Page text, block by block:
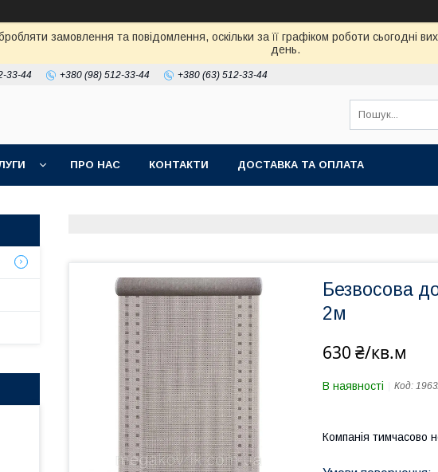
замовлення та повідомлення, оскільки за її графіком роботи сьогодні
день.
33-44 +380 (98) 512-33-44 +380 (63) 512-33-44
ПРО НАС КОНТАКТИ ДОСТАВКА ТА ОПЛАТА
Безвосова
2м
630 ₴/кв.м
В наявності Код:
Компанія тимчасово